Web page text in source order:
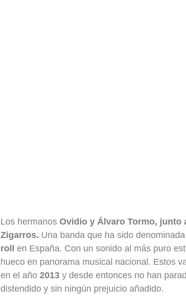
Los hermanosOvidio y Álvaro Tormo, junto
Zigarros. Una banda que ha sido denominada
rollen España. Con un sonido al más puro
hueco en panorama musical nacional. Estos
en el año 2013 y desde entonces no han
distendido y sin ningún prejuicio añadido.